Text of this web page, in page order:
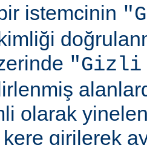
istemcinin
"Gizli
olarak
girilerek